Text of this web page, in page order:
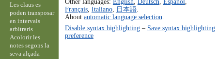
Français, Italiano, 日本語.
About automatic language selection
Disable syntax highlighting– Save syntax highlighting
preference
Les claus es
poden transposar
en intervals
arbitraris
Acolorir les
notes segons la
seva alçada